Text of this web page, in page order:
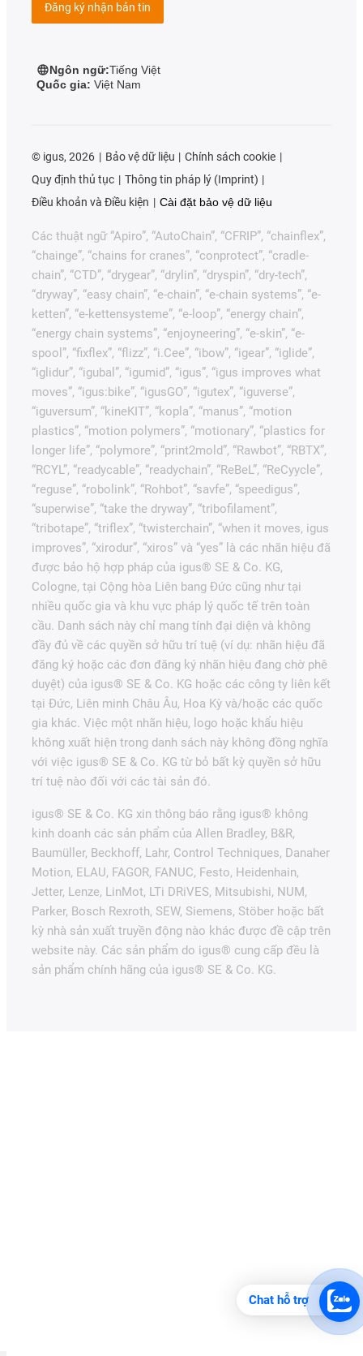
Đăng ký nhận bản tin
Ngôn ngữ:Tiếng Việt
Quốc gia: Việt Nam
© igus, 2026 Bảo vệ dữ liệu
Chính sách cookie
Quy định thủ tục
Thông tin pháp lý (Imprint)
Điều khoản và Điều kiện
Cài đặt bảo vệ dữ liệu
Các thuật ngữ “Apiro”, “AutoChain”, “CFRIP”, “chainflex”,
“chainge”, “chains for cranes”, “conprotect”, “cradle-
chain”, “CTD”, “drygear”, “drylin”, “dryspin”, “dry-tech”,
“dryway”, “easy chain”, “e-chain”, “e-chain systems”, “e-
ketten”, “e-kettensysteme”, “e-loop”, “energy chain”,
“energy chain systems”, “enjoyneering”, “e-skin”, “e-
spool”, “fixflex”, “flizz”, “i.Cee”, “ibow”, “igear”, “iglide”,
“iglidur”, “igubal”, “igumid”, “igus”, “igus improves what
moves”, “igus:bike”, “igusGO”, “igutex”, “iguverse”,
“iguversum”, “kineKIT”, “kopla”, “manus”, “motion
plastics”, “motion polymers”, “motionary”, “plastics for
longer life”, “polymore”, “print2mold”, “Rawbot”, “RBTX”,
“RCYL”, “readycable”, “readychain”, “ReBeL”, “ReCyycle”,
“reguse”, “robolink”, “Rohbot”, “savfe”, “speedigus”,
“superwise”, “take the dryway”, “tribofilament”,
“tribotape”, “triflex”, “twisterchain”, “when it moves, igus
improves”, “xirodur”, “xiros” và “yes” là các nhãn hiệu đã
được bảo hộ hợp pháp của igus® SE & Co. KG,
Cologne, tại Cộng hòa Liên bang Đức cũng như tại
nhiều quốc gia và khu vực pháp lý quốc tế trên toàn
cầu. Danh sách này chỉ mang tính đại diện và không
đầy đủ về các quyền sở hữu trí tuệ (ví dụ: nhãn hiệu đã
đăng ký hoặc các đơn đăng ký nhãn hiệu đang chờ phê
duyệt) của igus® SE & Co. KG hoặc các công ty liên kết
tại Đức, Liên minh Châu Âu, Hoa Kỳ và/hoặc các quốc
gia khác. Việc một nhãn hiệu, logo hoặc khẩu hiệu
không xuất hiện trong danh sách này không đồng nghĩa
với việc igus® SE & Co. KG từ bỏ bất kỳ quyền sở hữu
trí tuệ nào đối với các tài sản đó.
igus® SE & Co. KG xin thông báo rằng igus® không
kinh doanh các sản phẩm của Allen Bradley, B&R,
Baumüller, Beckhoff, Lahr, Control Techniques, Danaher
Motion, ELAU, FAGOR, FANUC, Festo, Heidenhain,
Jetter, Lenze, LinMot, LTi DRiVES, Mitsubishi, NUM,
Parker, Bosch Rexroth, SEW, Siemens, Stöber hoặc bất
kỳ nhà sản xuất truyền động nào khác được đề cập trên
website này. Các sản phẩm do igus® cung cấp đều là
sản phẩm chính hãng của igus® SE & Co. KG.
Chat hỗ trợ